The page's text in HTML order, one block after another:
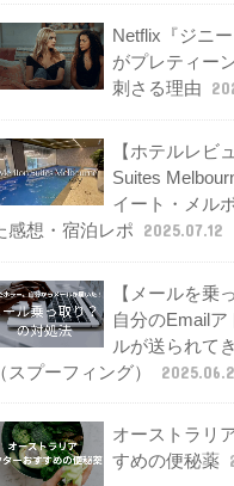
Netflix『ジニ
がプレティー
刺さる理由
【ホテルレビ
Suites
イート・メル
感想・宿泊レポ
2025.07.12
【メールを乗
自分のEmail
ルが送られて
（スプーフィング）
オーストラリ
すめの便秘薬